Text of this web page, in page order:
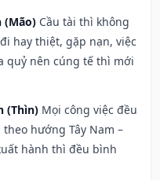
(Mão) Cầu tài thì không
hay thiệt, gặp nạn, việc
quỷ nên cúng tế thì mới
(Thìn) Mọi công việc đều
hướng Tây Nam –
hành thì đều bình